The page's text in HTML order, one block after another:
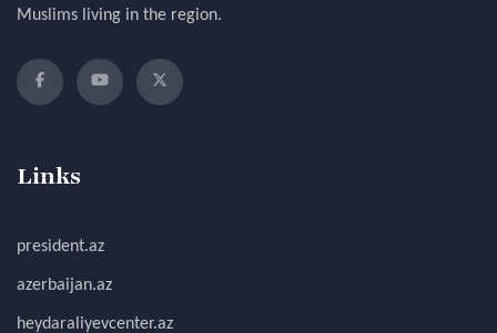
Muslims living in the region.
Links
president.az
azerbaijan.az
heydaraliyevcenter.az